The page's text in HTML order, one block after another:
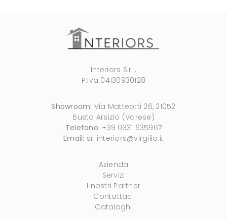
Interiors S.r.l.
P.Iva 04130930128
Showroom: Via Matteotti 26, 21052
Busto Arsizio (Varese)
Telefono: +39 0331 635967
Email: srl.interiors@virgilio.it
Azienda
Servizi
I nostri Partner
Contattaci
Cataloghi